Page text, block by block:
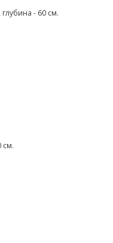
глубина - 60 см.
см.